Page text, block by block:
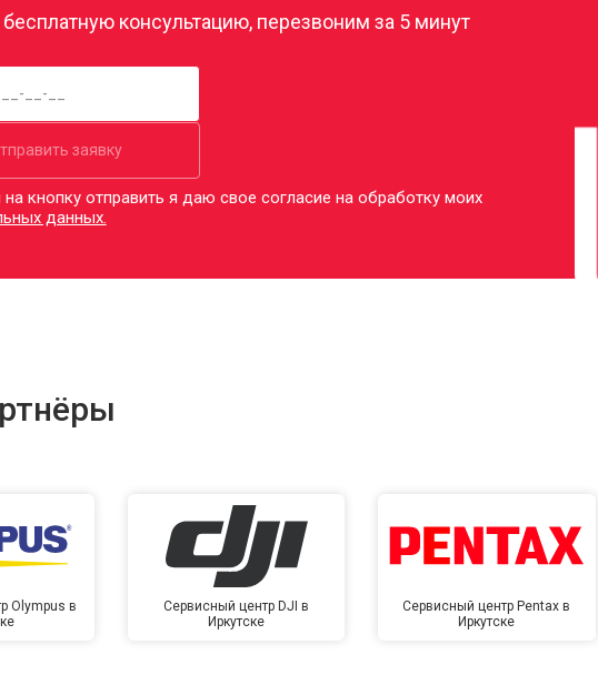
консультацию, перезвоним за 5 минут
заявку
кнопку отправить я даю свое согласие на обработку моих
данных.
Olympus в
Сервисный центр DJI в
Иркутске
Сервисный центр Pentax в
Иркутске